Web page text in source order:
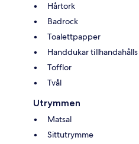
Hårtork
Badrock
Toalettpapper
Handdukar tillhandahålls
Tofflor
Tvål
Utrymmen
Matsal
Sittutrymme